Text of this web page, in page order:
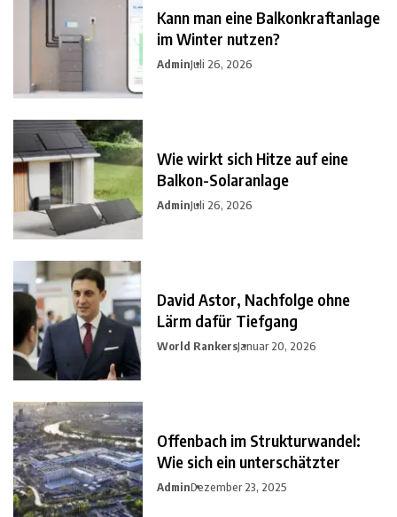
Kann man eine Balkonkraftanlage
im Winter nutzen?
AdminJuli 26, 2026
Wie wirkt sich Hitze auf eine
Balkon-Solaranlage
AdminJuli 26, 2026
David Astor, Nachfolge ohne
Lärm dafür Tiefgang
World RankersJanuar 20, 2026
Offenbach im Strukturwandel:
Wie sich ein unterschätzter
AdminDezember 23, 2025